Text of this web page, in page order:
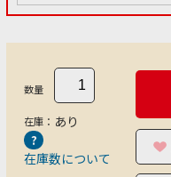
数量
在庫： あり
在庫数について